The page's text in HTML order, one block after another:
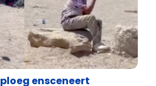
ensceneert